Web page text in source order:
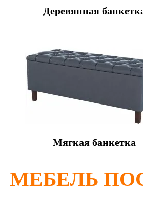
Деревянная
Мягкая банкетка
МЕБЕЛЬ